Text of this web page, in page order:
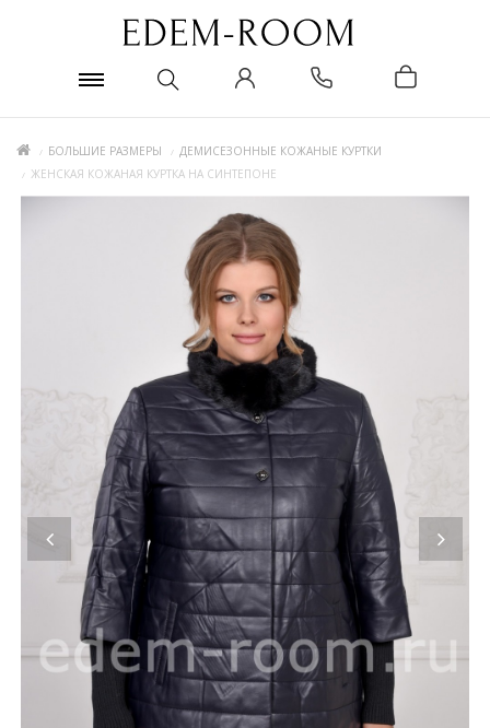
БОЛЬШИЕ РАЗМЕРЫ
ДЕМИСЕЗОННЫЕ КОЖАНЫЕ КУРТКИ
ЖЕНСКАЯ КОЖАНАЯ КУРТКА НА СИНТЕПОНЕ